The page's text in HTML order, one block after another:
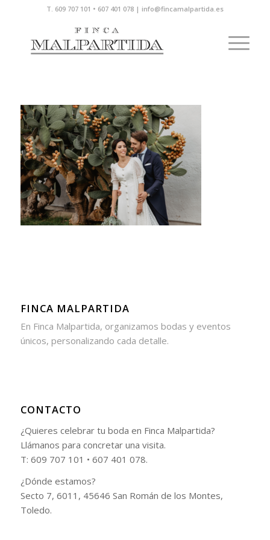
T. 609 707 101 • 607 401 078 | info@fincamalpartida.es
FINCA MALPARTIDA
En Finca Malpartida, organizamos bodas y eventos
únicos, personalizando cada detalle.
CONTACTO
¿Quieres celebrar tu boda en Finca Malpartida?
Llámanos para concretar una visita.
T: 609 707 101 • 607 401 078.
¿Dónde estamos?
Secto 7, 6011, 45646 San Román de los Montes,
Toledo.